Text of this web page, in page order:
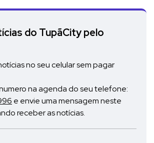
do TupãCity pelo
no seu celular sem pagar
na agenda do seu telefone:
e envie uma mensagem neste
receber as notícias.